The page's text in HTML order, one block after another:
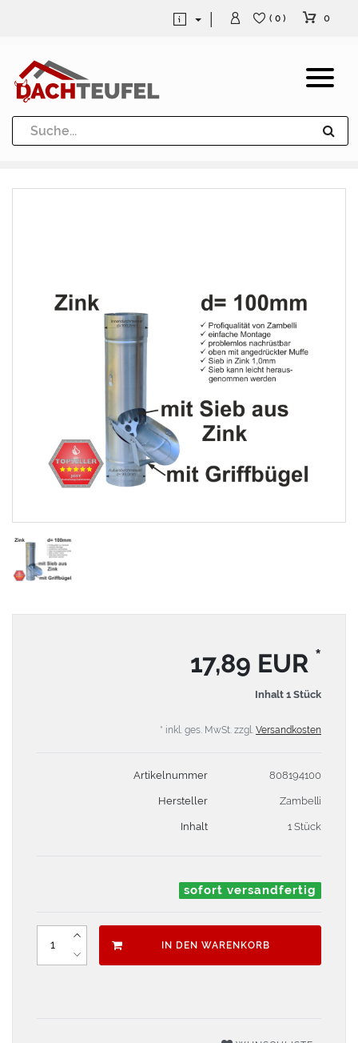
Dachrinne und Fallrohre
Werkzeuge und Löttechnik
( 0 ) 0
17,89 EUR *
Inhalt 1 Stück
* inkl. ges. MwSt. zzgl. Versandkosten
Artikelnummer 808194100
Hersteller Zambelli
Inhalt 1 Stück
sofort versandfertig
IN DEN WARENKORB